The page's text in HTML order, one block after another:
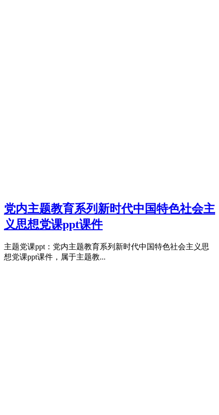
党内主题教育系列新时代中国特色社会主
义思想党课ppt课件
主题党课ppt：党内主题教育系列新时代中国特色社会主义思
想党课ppt课件，属于主题教...